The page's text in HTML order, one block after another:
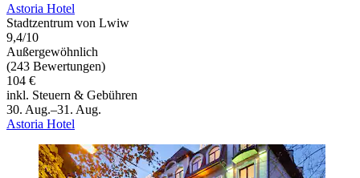
Astoria Hotel
Stadtzentrum von Lwiw
9,4/10
Außergewöhnlich
(243 Bewertungen)
104 €
inkl. Steuern & Gebühren
30. Aug.–31. Aug.
Astoria Hotel